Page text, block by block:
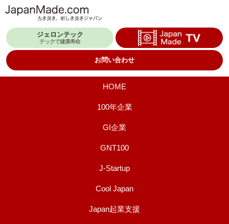
テ
ジェロンテック
テックで健康寿命
お問い合わせ
HOME
100年企業
GI企業
GNT100
J-Startup
Cool Japan
Japan起業支援